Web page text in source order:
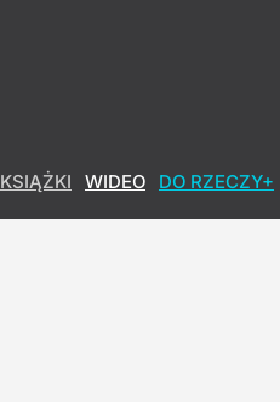
KSIĄŻKI WIDEO DO RZECZY+